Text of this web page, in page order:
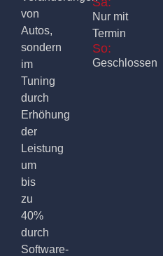
von
Autos,
sondern
im
Tuning
durch
Erhöhung
der
Leistung
um
bis
zu
40%
durch
Software-
Nur mit
Termin
So:
Geschlossen